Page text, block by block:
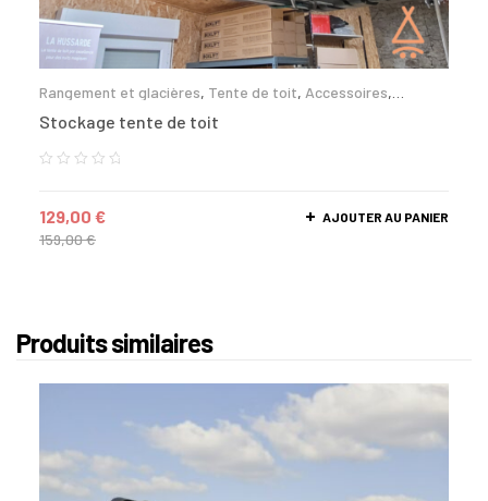
Rangement et glacières, Tente de toit, Accessoires,
Stockage tente de toit
159,00€
129,00 € AJOUTER AU PANIER
Produits similaires